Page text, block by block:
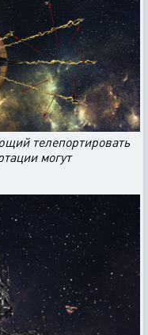
телепортировать
могут